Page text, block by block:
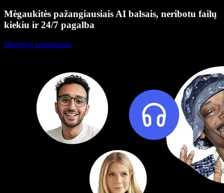
Mėgaukitės pažangiausiais AI balsais, neribotu failų
kiekiu ir 24/7 pagalba
Išbandyti nemokamai